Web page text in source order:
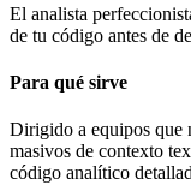
El analista
de tu código antes de
Para qué sirve
Dirigido a equipos que
masivos de contexto
código analítico